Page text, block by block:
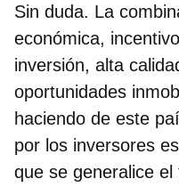
Sin duda. La
económica,
inversión, alta
oportunidades
haciendo de este
por los inversores
que se generalice